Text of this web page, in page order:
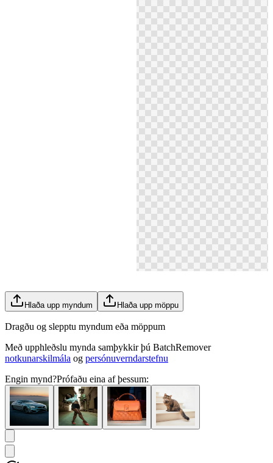
Hlaða upp myndum Hlaða upp möppu
Dragðu og slepptu myndum eða möppum
Með upphleðslu mynda samþykkir þú BatchRemover
notkunarskilmála og persónuverndarstefnu
Engin mynd?Prófaðu eina af þessum: